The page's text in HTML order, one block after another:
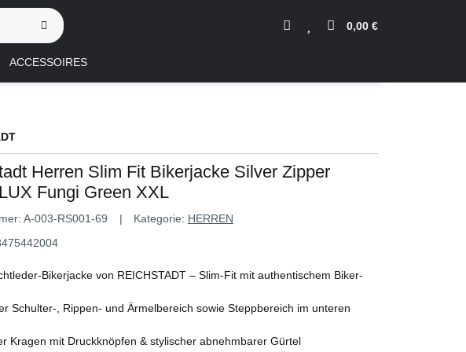
0,00 €
ACCESSOIRES
Herren Slim Fit Bikerjacke Silver Zipper
Fungi Green XXL
A-003-RS001-69 Kategorie: HERREN
Bikerjacke von REICHSTADT – Slim-Fit mit authentischem Biker-
Schulter-, Rippen- und Ärmelbereich sowie Steppbereich im unteren
Kragen mit Druckknöpfen & stylischer abnehmbarer Gürtel